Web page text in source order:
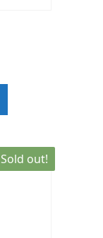
Sold out!